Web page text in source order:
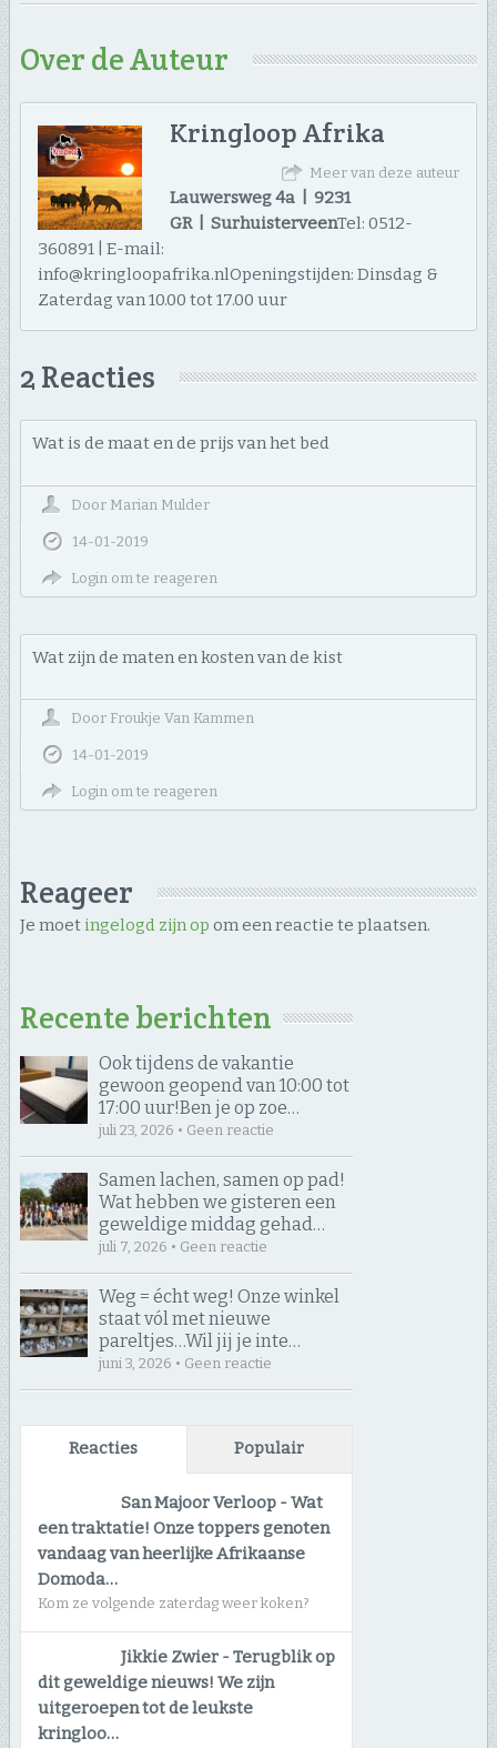
Over de Auteur
Kringloop Afrika
Meer van deze auteur
Lauwersweg 4a | 9231
GR | SurhuisterveenTel: 0512-
360891 | E-mail:
info@kringloopafrika.nlOpeningstijden: Dinsdag &
Zaterdag van 10.00 tot 17.00 uur
2 Reacties
Wat is de maat en de prijs van het bed
Door Marian Mulder
14-01-2019
Login om te reageren
Wat zijn de maten en kosten van de kist
Door Froukje Van Kammen
14-01-2019
Login om te reageren
Reageer
Je moet ingelogd zijn op om een reactie te plaatsen.
Recente berichten
Ook tijdens de vakantie
gewoon geopend van 10:00 tot
17:00 uur! ​Ben je op zoe…
juli 23, 2026 • Geen reactie
Samen lachen, samen op pad! ​
Wat hebben we gisteren een
geweldige middag gehad…
juli 7, 2026 • Geen reactie
Weg = écht weg! Onze winkel
staat vól met nieuwe
pareltjes… ​Wil jij je inte…
juni 3, 2026 • Geen reactie
Reacties Populair
San Majoor Verloop -Wat
een traktatie! Onze toppers genoten
vandaag van heerlijke Afrikaanse
Domoda…
Kom ze volgende zaterdag weer koken?
Jikkie Zwier -Terugblik op
dit geweldige nieuws! We zijn
uitgeroepen tot de leukste
kringloo…